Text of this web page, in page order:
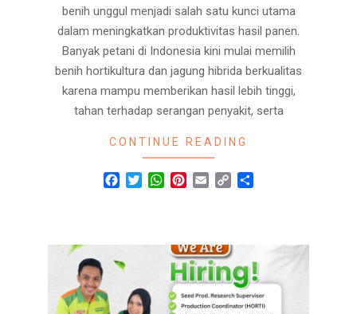
benih unggul menjadi salah satu kunci utama
dalam meningkatkan produktivitas hasil panen.
Banyak petani di Indonesia kini mulai memilih
benih hortikultura dan jagung hibrida berkualitas
karena mampu memberikan hasil lebih tinggi,
tahan terhadap serangan penyakit, serta
CONTINUE READING
Facebook
TwitterWhatsApp
Pinterest
Email Copy